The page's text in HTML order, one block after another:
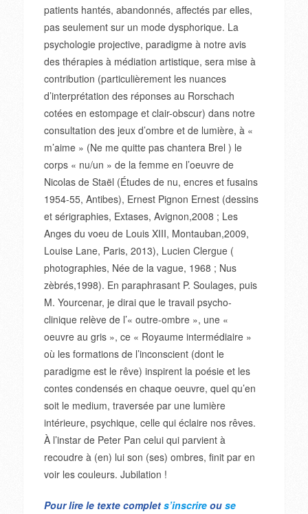
patients hantés, abandonnés, affectés par elles,
pas seulement sur un mode dysphorique. La
psychologie projective, paradigme à notre avis
des thérapies à médiation artistique, sera mise à
contribution (particulièrement les nuances
d’interprétation des réponses au Rorschach
cotées en estompage et clair-obscur) dans notre
consultation des jeux d’ombre et de lumière, à «
m’aime » (Ne me quitte pas chantera Brel ) le
corps « nu/un » de la femme en l’oeuvre de
Nicolas de Staël (Études de nu, encres et fusains
1954-55, Antibes), Ernest Pignon Ernest (dessins
et sérigraphies, Extases, Avignon,2008 ; Les
Anges du voeu de Louis XIII, Montauban,2009,
Louise Lane, Paris, 2013), Lucien Clergue (
photographies, Née de la vague, 1968 ; Nus
zèbrés,1998). En paraphrasant P. Soulages, puis
M. Yourcenar, je dirai que le travail psycho-
clinique relève de l’« outre-ombre », une «
oeuvre au gris », ce « Royaume intermédiaire »
où les formations de l’inconscient (dont le
paradigme est le rêve) inspirent la poésie et les
contes condensés en chaque oeuvre, quel qu’en
soit le medium, traversée par une lumière
intérieure, psychique, celle qui éclaire nos rêves.
À l’instar de Peter Pan celui qui parvient à
recoudre à (en) lui son (ses) ombres, finit par en
voir les couleurs. Jubilation !
Pour lire le texte complet s’inscrireou se